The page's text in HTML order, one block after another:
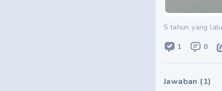
5 tahun yang lalu
1 0
Jawaban (1)